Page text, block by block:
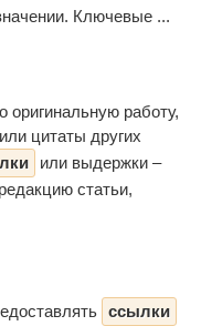
Ключевые ...
оригинальную работу,
цитаты других
или выдержки –
статьи,
ссылки